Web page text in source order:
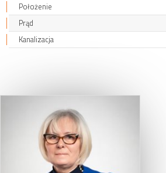
Położenie
Prąd
Kanalizacja